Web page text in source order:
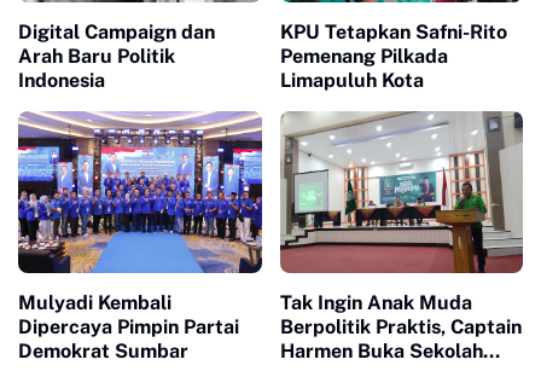
Digital Campaign dan
Arah Baru Politik
Indonesia
KPU Tetapkan Safni-Rito
Pemenang Pilkada
Limapuluh Kota
Mulyadi Kembali
Dipercaya Pimpin Partai
Demokrat Sumbar
Tak Ingin Anak Muda
Berpolitik Praktis, Captain
Harmen Buka Sekolah